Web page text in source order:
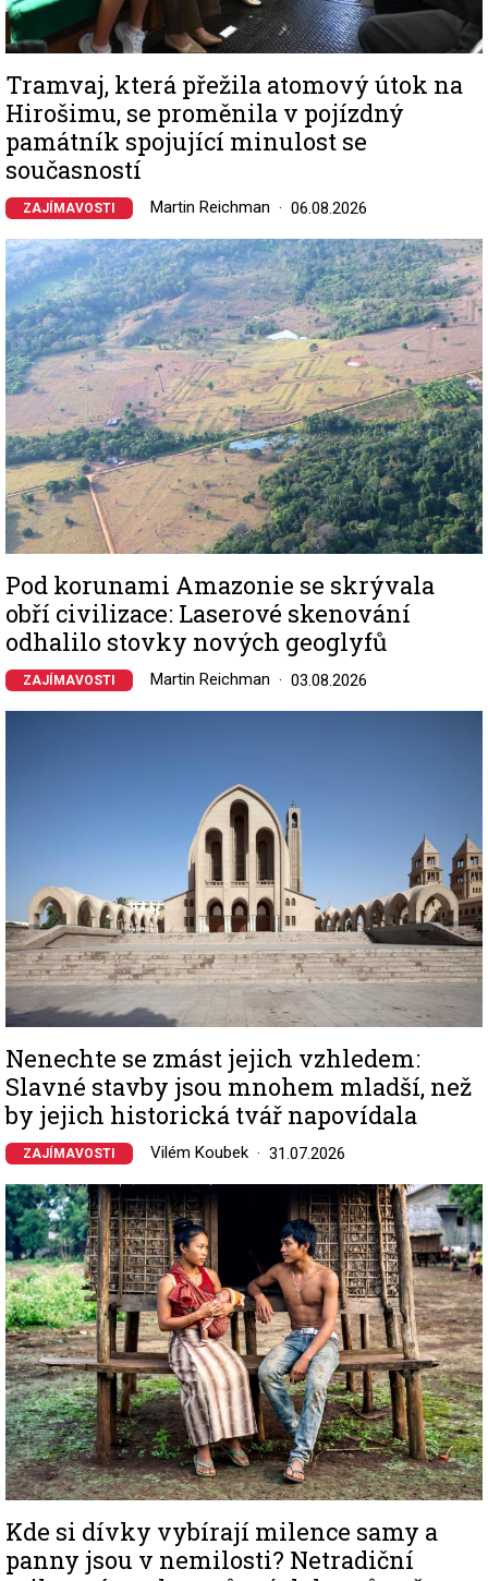
Tramvaj, která přežila atomový útok na
Hirošimu, se proměnila v pojízdný
památník spojující minulost se
současností
ZAJÍMAVOSTI Martin Reichman 06.08.2026
Image
Pod korunami Amazonie se skrývala
obří civilizace: Laserové skenování
odhalilo stovky nových geoglyfů
ZAJÍMAVOSTI Martin Reichman 03.08.2026
Nenechte se zmást jejich vzhledem:
Slavné stavby jsou mnohem mladší, než
by jejich historická tvář napovídala
ZAJÍMAVOSTI Vilém Koubek 31.07.2026
Image
Kde si dívky vybírají milence samy a
panny jsou v nemilosti? Netradiční